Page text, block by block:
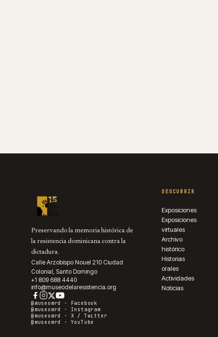
Preservando la memoria histórica de
la resistencia dominicana contra la
dictadura.
Calle Arzobispo Nouel 210 Ciudad
Colonial, Santo Domingo
+1 809 688 4440
info@museodelaresistencia.org
@museomrd ·
Facebook
@museomrd · Instagram
@museomrd · X / Twitter
@museomrd · YouTube
DESCUBRIR
Exposiciones
Exposiciones
virtuales
Archivo
histórico
Historias
orales
Actividades
Noticias